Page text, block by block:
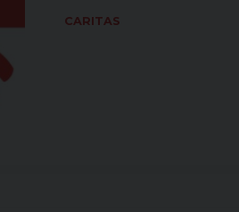
CARITAS